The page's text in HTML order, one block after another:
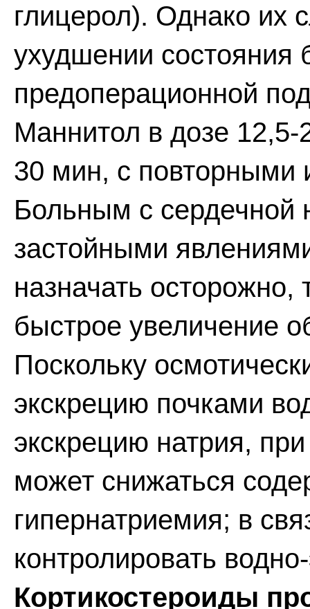
глицерол). Однако их
ухудшении состояния
предоперационной
Маннитол в дозе 12,5-
30 мин, с
Больным с сердечной
застойными
назначать осторожно,
быстрое увеличение
Поскольку
экскрецию почками
экскрецию натрия,
может снижаться
гипернатриемия; в
контролировать
Кортикостероиды